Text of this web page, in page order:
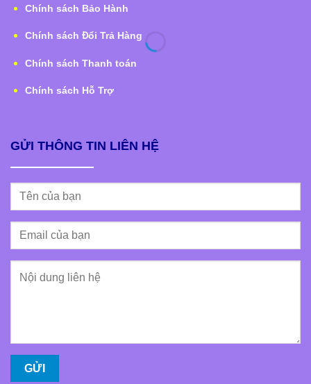
Chính sách Bảo Hành
Chính sách Đổi Trả Hàng
Chính sách Thanh toán
Chính sách Hỗ Trợ
GỬI THÔNG TIN LIÊN HỆ